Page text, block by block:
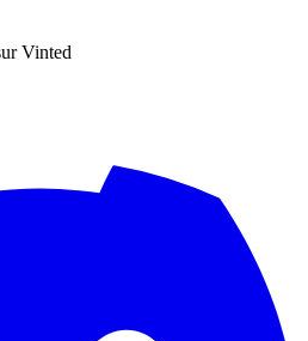
Vinted